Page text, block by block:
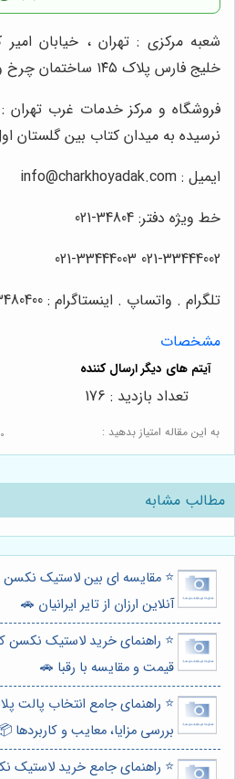
شعبه مرکزی : تهران ، خیابان امیر
خلیج فارس پلاک ۱۴۵ ساختمان چرخ و یدک.
فروشگاه و مرکز خدمات غرب تهران :
نرسیده به میدان کتاب بین گلستان
ایمیل : info@charkhoyadak.com
خط ویژه دفتر: 34804-021
021-33444002 021-33444003
تلگرام . واتساپ . اینستاگرام : 09903480400
مشخصات
به این مقاله امتیاز بدهید :
تعداد بازدید : 176
مطالب مشابه
⭐️ مقایسه ای بین لاستیک نکسن
آنلاین ارزان از تایر ایرانیان 🚗
⭐️ راهنمای خرید لاستیک
قیمت و مقایسه با رقبا 🚗
⭐️ راهنمای جامع انتخاب پالت
بررسی مزایا، معایب و کاربردها
⭐️ راهنمای جامع خرید لاستیک